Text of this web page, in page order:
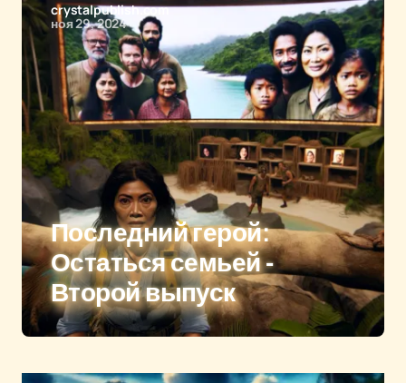
crystalpublish.com
ноя 29, 2024
Последний герой:
Остаться семьей -
Второй выпуск